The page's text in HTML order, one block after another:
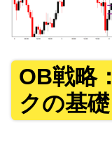
OB戦略
クの基礎